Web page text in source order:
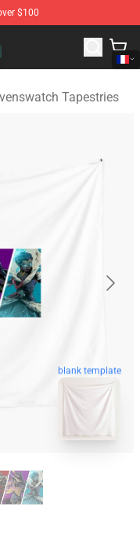
$100
Merchandise
Tapestries
blank template